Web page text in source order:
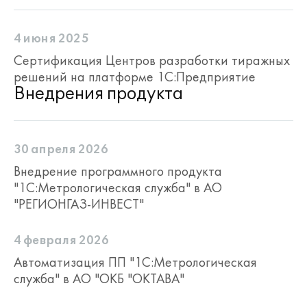
4 июня 2025
Сертификация Центров разработки тиражных
решений на платформе 1С:Предприятие
Внедрения продукта
30 апреля 2026
Внедрение программного продукта
"1С:Метрологическая служба" в АО
"РЕГИОНГАЗ-ИНВЕСТ"
4 февраля 2026
Автоматизация ПП "1С:Метрологическая
служба" в АО "ОКБ "ОКТАВА"